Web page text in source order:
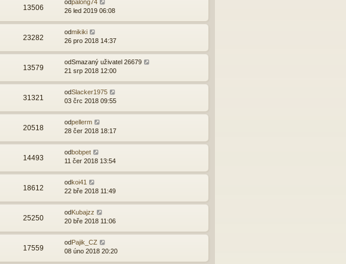
13506
odpalong74
26 led 2019 06:08
23282
odmikiki
26 pro 2018 14:37
13579
odSmazaný uživatel 26679
21 srp 2018 12:00
31321
odSlacker1975
03 črc 2018 09:55
20518
odpellerm
28 čer 2018 18:17
14493
odbobpet
11 čer 2018 13:54
18612
odkoi41
22 bře 2018 11:49
25250
odKubajzz
20 bře 2018 11:06
17559
odPajik_CZ
08 úno 2018 20:20